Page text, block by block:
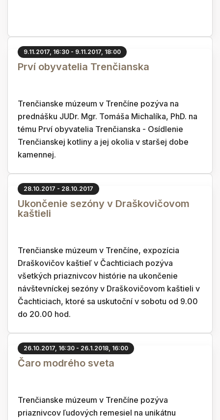
9.11.2017, 16:30 - 9.11.2017, 18:00
Prví obyvatelia Trenčianska
Trenčianske múzeum v Trenčíne pozýva na
prednášku JUDr. Mgr. Tomáša Michalíka, PhD. na
tému Prví obyvatelia Trenčianska - Osídlenie
Trenčianskej kotliny a jej okolia v staršej dobe
kamennej.
28.10.2017 - 28.10.2017
Ukončenie sezóny v Draškovičovom
kaštieli
Trenčianske múzeum v Trenčíne, expozícia
Draškovičov kaštieľ v Čachticiach pozýva
všetkých priaznivcov histórie na ukončenie
návštevníckej sezóny v Draškovičovom kaštieli v
Čachticiach, ktoré sa uskutoční v sobotu od 9.00
do 20.00 hod.
26.10.2017, 16:30 - 26.1.2018, 16:00
Čaro modrého sveta
Trenčianske múzeum v Trenčíne pozýva
priaznivcov ľudových remesiel na unikátnu